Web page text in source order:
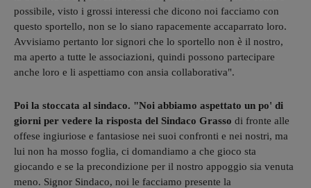
possibile, visto i grossi interessi che dicono noi facciamo con
questo sportello, non se lo siano rapacemente accaparrato loro.
Avvisiamo pertanto lor signori che lo sportello non è il nostro,
ma aperto a tutte le associazioni, quindi possono partecipare
anche loro e li aspettiamo con ansia collaborativa".
Poi la stoccata al sindaco. "Noi abbiamo aspettato un po' di
giorni per vedere la risposta del Sindaco Grasso di fronte alle
offese ingiuriose e fantasiose nei suoi confronti e nei nostri, ma
lui non ha mosso foglia, ci domandiamo a che gioco sta
giocando e se la precondizione per il nostro appoggio sia venuta
meno. Signor Sindaco, noi le facciamo presente la